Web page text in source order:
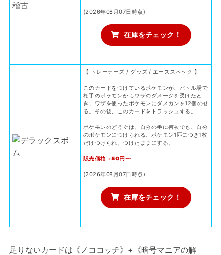
(2026年08月07日時点)
在庫をチェック！
【 トレーナーズ / グッズ / エーススペック 】
このカードをつけているポケモンが、バトル場で
相手のポケモンからワザのダメージを受けたと
き、ワザを使ったポケモンにダメカンを12個のせ
る。その後、このカードをトラッシュする。
ポケモンのどうぐは、自分の番に何枚でも、自分
のポケモンにつけられる。ポケモン1匹につき1枚
だけつけられ、つけたままにする。
販売価格：50円〜
(2026年08月07日時点)
在庫をチェック！
足りないカードは《ノココッチ》+《暗号マニアの解